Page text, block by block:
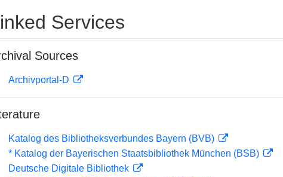
Services
Sources
Archivportal-D
Katalog des Bibliotheksverbundes Bayern (BVB)
* Katalog der Bayerischen Staatsbibliothek München (BSB)
Deutsche Digitale Bibliothek